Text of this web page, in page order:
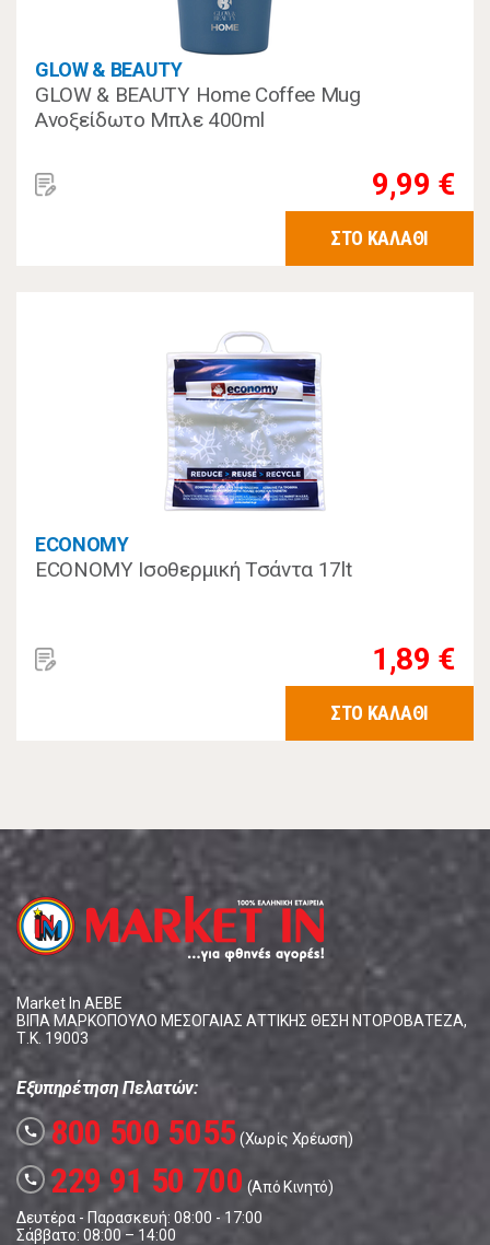
GLOW & BEAUTY
GLOW & BEAUTY Home Coffee Mug
Ανοξείδωτο Μπλε 400ml
9,99 €
ΣΤΟ ΚΑΛΑΘΙ
ECONOMY
ECONOMY Ισοθερμική Τσάντα 17lt
1,89 €
ΣΤΟ ΚΑΛΑΘΙ
Market In ΑΕΒΕ
ΒΙΠΑ ΜΑΡΚΟΠΟΥΛΟ ΜΕΣΟΓΑΙΑΣ ΑΤΤΙΚΗΣ ΘΕΣΗ ΝΤΟΡΟΒΑΤΕΖΑ,
Τ.Κ. 19003
Εξυπηρέτηση Πελατών:
call 800 500 5055(Χωρίς Χρέωση)
call 229 91 50 700 (Από Κινητό)
Δευτέρα - Παρασκευή: 08:00 - 17:00
Σάββατο: 08:00 – 14:00